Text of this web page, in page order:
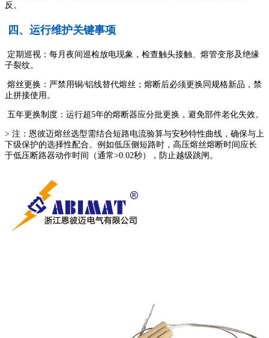
反。
四、运行维护关键事项
定期巡视：每月夜间巡检放电现象，检查触头接触、熔管变形及绝缘
子裂纹。
熔丝更换：严禁用铜/铝线替代熔丝；熔断后必须更换同规格新品，禁
止拼接使用。
五年更换制度：运行超5年的熔断器应分批更换，避免部件老化失效。
> 注：恩彼迈熔丝选型需结合短路电流验算与安秒特性曲线，确保与上
下级保护的选择性配合。例如低压侧短路时，高压熔丝熔断时间应长
于低压断路器动作时间（通常>0.02秒），防止越级跳闸。